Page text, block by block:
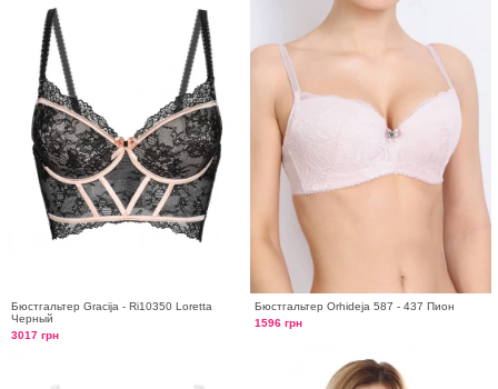
Бюстгальтер Gracija - Ri10350 Loretta
Черный
3017 грн
Бюстгальтер Orhideja 587 - 437 Пион
1596 грн